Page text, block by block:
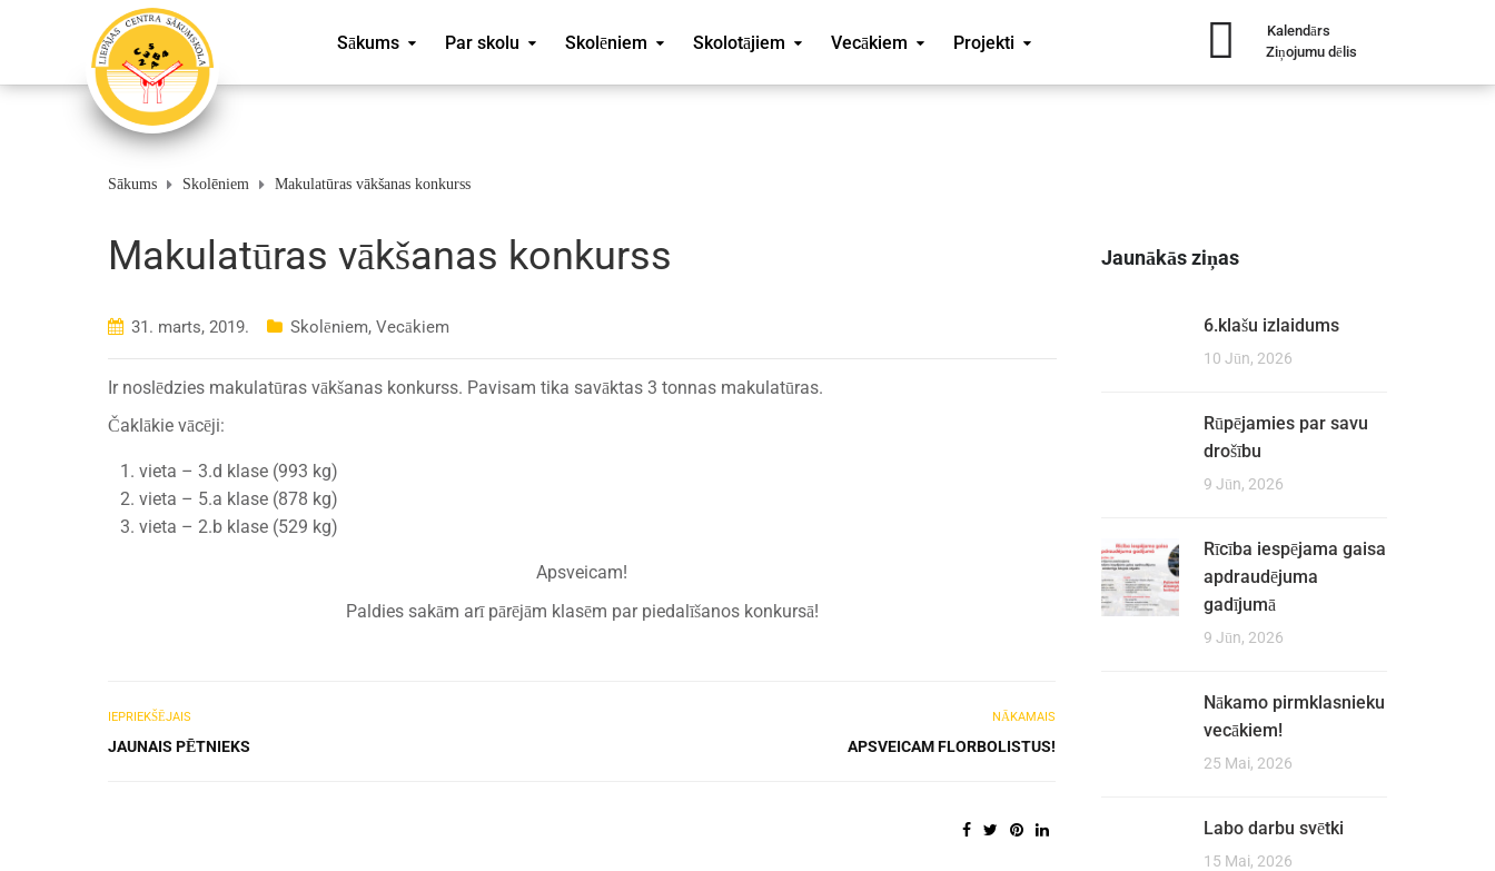
Sākums Par skolu Skolēniem Skolotājiem Vecākiem Projekti
Kalendārs
Ziņojumu dēlis
Sākums Skolēniem Makulatūras vākšanas konkurss
Makulatūras vākšanas konkurss
31. marts, 2019. Skolēniem, Vecākiem
Ir noslēdzies makulatūras vākšanas konkurss. Pavisam tika savāktas 3 tonnas makulatūras.
Čaklākie vācēji:
vieta – 3.d klase (993 kg)
vieta – 5.a klase (878 kg)
vieta – 2.b klase (529 kg)
Apsveicam!
Paldies sakām arī pārējām klasēm par piedalīšanos konkursā!
IEPRIEKŠĒJAIS
JAUNAIS PĒTNIEKS
NĀKAMAIS
APSVEICAM FLORBOLISTUS!
Jaunākās ziņas
6.klašu izlaidums
10 Jūn, 2026
Rūpējamies par savu
drošību
9 Jūn, 2026
Rīcība iespējama gaisa
apdraudējuma
gadījumā
9 Jūn, 2026
Nākamo pirmklasnieku
vecākiem!
25 Mai, 2026
Labo darbu svētki
15 Mai, 2026